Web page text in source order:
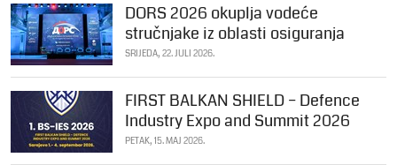
DORS 2026 okuplja vodeće
stručnjake iz oblasti osiguranja
SRIJEDA, 22. JULI 2026.
FIRST BALKAN SHIELD – Defence
Industry Expo and Summit 2026
PETAK, 15. MAJ 2026.